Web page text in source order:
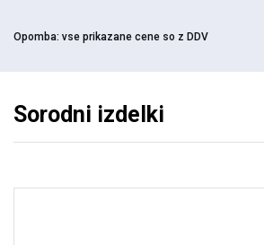
Opomba: vse prikazane cene so z DDV
Sorodni izdelki